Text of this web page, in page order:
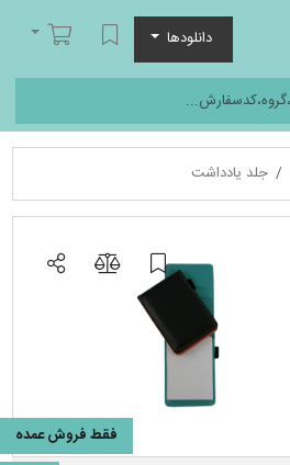
دانلودها
لیست مورد علاقه
سبد خرید
جلد یادداشت
فقط فروش عمده